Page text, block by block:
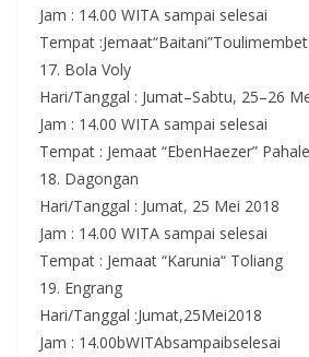
Jam : 14.00 WITA sampai selesai
Tempat :Jemaat“Baitani”Toulimembet
17. Bola Voly
Hari/Tanggal : Jumat–Sabtu, 25–26
Jam : 14.00 WITA sampai selesai
Tempat : Jemaat “EbenHaezer”
18. Dagongan
Hari/Tanggal : Jumat, 25 Mei 2018
Jam : 14.00 WITA sampai selesai
Tempat : Jemaat “Karunia“ Toliang
19. Engrang
Hari/Tanggal :Jumat,25Mei2018
Jam : 14.00bWITAbsampaibselesai